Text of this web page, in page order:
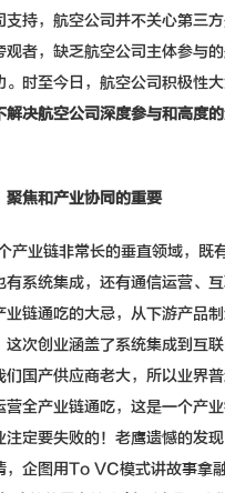
持，航空公司并不关心第三方
观者，缺乏航空公司主体参与
时至今日，航空公司积极性大
解决航空公司深度参与和高度
聚焦和产业协同的重要
有系统集成，还有通信运营、
业链通吃的大忌，从下游产品
这次创业涵盖了系统集成到互
们国产供应商老大，所以业界
营全产业链通吃，这是一个产
注定要失败的！老鹰遗憾的发
，企图用To VC模式讲故事拿